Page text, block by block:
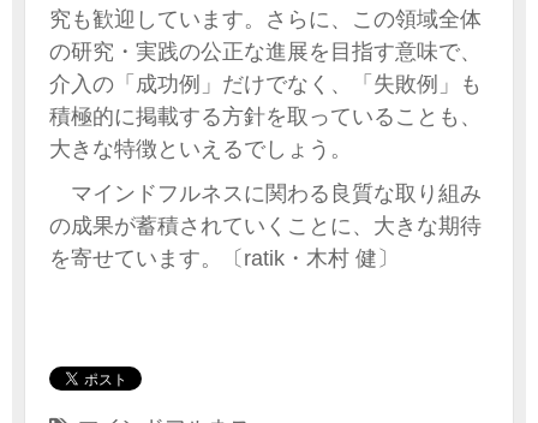
究も歓迎しています。さらに、この領域全体
の研究・実践の公正な進展を目指す意味で、
介入の「成功例」だけでなく、「失敗例」も
積極的に掲載する方針を取っていることも、
大きな特徴といえるでしょう。
マインドフルネスに関わる良質な取り組み
の成果が蓄積されていくことに、大きな期待
を寄せています。〔ratik・木村 健〕